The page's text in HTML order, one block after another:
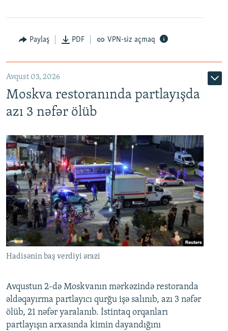
Paylaş PDF VPN-siz açmaq
Avqust 03, 2026
Moskva restoranında partlayışda
azı 3 nəfər ölüb
Hadisənin baş verdiyi ərazi
Avqustun 2-də Moskvanın mərkəzində restoranda
əldəqayırma partlayıcı qurğu işə salınıb, azı 3 nəfər
ölüb, 21 nəfər yaralanıb. İstintaq orqanları
partlayışın arxasında kimin dayandığını